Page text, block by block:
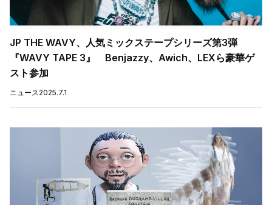
JP THE WAVY、人気ミックステープシリーズ第3弾
『WAVY TAPE 3』 Benjazzy、Awich、LEXら豪華ゲ
スト参加
ニュース2025.7.1